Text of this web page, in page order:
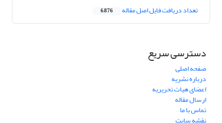
تعداد دریافت فایل اصل مقاله 6,876
دسترسی سریع
صفحه اصلی
درباره نشریه
اعضای هیات تحریریه
ارسال مقاله
تماس با ما